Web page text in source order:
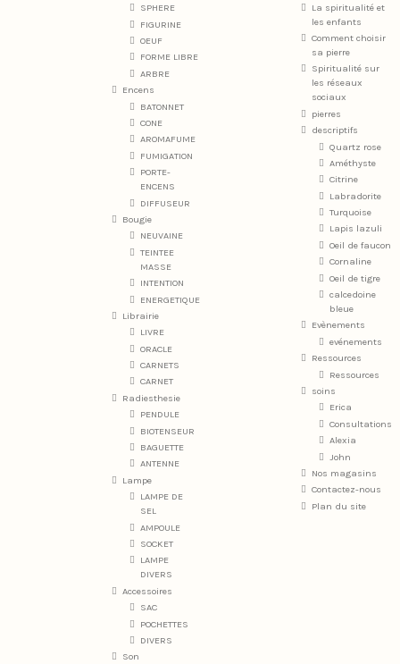
SPHERE
FIGURINE
OEUF
FORME LIBRE
ARBRE
Encens
BATONNET
CONE
AROMAFUME
FUMIGATION
PORTE-
ENCENS
DIFFUSEUR
Bougie
NEUVAINE
TEINTEE
MASSE
INTENTION
ENERGETIQUE
Librairie
LIVRE
ORACLE
CARNETS
CARNET
Radiesthesie
PENDULE
BIOTENSEUR
BAGUETTE
ANTENNE
Lampe
LAMPE DE
SEL
AMPOULE
SOCKET
LAMPE
DIVERS
Accessoires
SAC
POCHETTES
DIVERS
Son
La spiritualité et
les enfants
Comment choisir
sa pierre
Spiritualité sur
les réseaux
sociaux
pierres
descriptifs
Quartz rose
Améthyste
Citrine
Labradorite
Turquoise
Lapis lazuli
Oeil de faucon
Cornaline
Oeil de tigre
calcedoine
bleue
Evènements
evénements
Ressources
Ressources
soins
Erica
Consultations
Alexia
John
Nos magasins
Contactez-nous
Plan du site